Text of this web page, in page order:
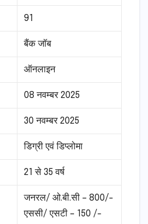
91
बैंक जॉब
ऑनलाइन
08 नवम्बर 2025
30 नवम्बर 2025
डिग्री एवं डिप्लोमा
21 से 35 वर्ष
जनरल/ ओ.बी.सी – 800/-
एससी/ एसटी – 150 /-